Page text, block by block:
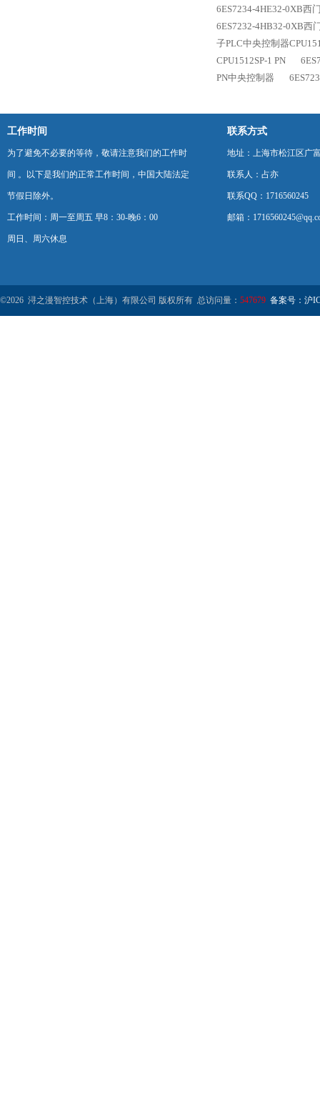
6ES7234-4HE32-0XB西
6ES7232-4HB32-0XB西
子PLC中央控制器
CPU1512SP-1 PN
PN中央控制器
工作时间
为了避免不必要的等待，敬请注意我们的工作时
间 。以下是我们的正常工作时间，中国大陆法定
节假日除外。
工作时间：周一至周五 早8：30-晚6：00
周日、周六休息
联系方式
地址：上海市松江区广
联系人：占亦
联系QQ：1716560245
邮箱：
©2026 浔之漫智控技术（上海）有限公司 版权所有 总访问量： 547679 备案号：沪